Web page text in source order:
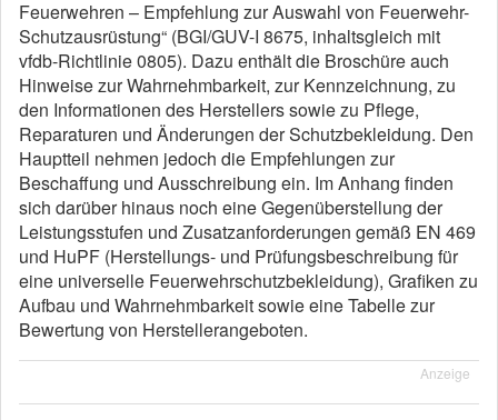
Feuerwehren – Empfehlung zur Auswahl von Feuerwehr-
Schutzausrüstung“ (BGI/GUV-I 8675, inhaltsgleich mit
vfdb-Richtlinie 0805). Dazu enthält die Broschüre auch
Hinweise zur Wahrnehmbarkeit, zur Kennzeichnung, zu
den Informationen des Herstellers sowie zu Pflege,
Reparaturen und Änderungen der Schutzbekleidung. Den
Hauptteil nehmen jedoch die Empfehlungen zur
Beschaffung und Ausschreibung ein. Im Anhang finden
sich darüber hinaus noch eine Gegenüberstellung der
Leistungsstufen und Zusatzanforderungen gemäß EN 469
und HuPF (Herstellungs- und Prüfungsbeschreibung für
eine universelle Feuerwehrschutzbekleidung), Grafiken zu
Aufbau und Wahrnehmbarkeit sowie eine Tabelle zur
Bewertung von Herstellerangeboten.
Anzeige